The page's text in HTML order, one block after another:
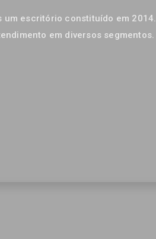
um escritório constituído em 2014.
em diversos segmentos.